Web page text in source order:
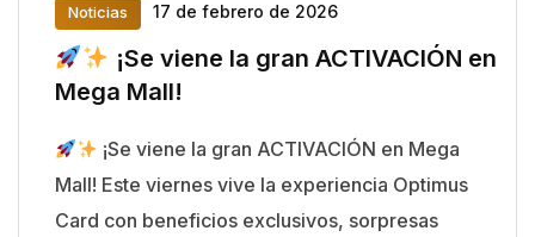
Noticias 17 de febrero de 2026
¡Se viene la gran ACTIVACIÓN en
Mega Mall!
¡Se viene la gran ACTIVACIÓN en Mega
Mall! Este viernes vive la experiencia Optimus
Card con beneficios exclusivos, sorpresas